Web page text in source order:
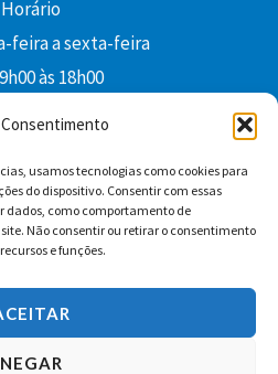
usamos tecnologias como cookies para
do dispositivo. Consentir com essas
dados, como comportamento de
Não consentir ou retirar o consentimento
e funções.
NEGAR
Horário
feira a sexta-feira
às 18h00
Instagram
Whatsapp
Gerais de Venda